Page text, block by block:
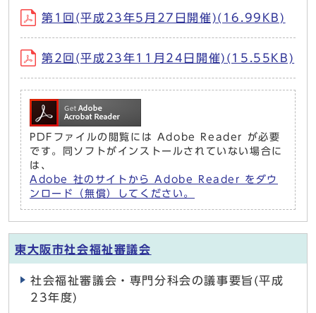
第1回(平成23年5月27日開催)(16.99KB)
第2回(平成23年11月24日開催)(15.55KB)
PDFファイルの閲覧には Adobe Reader が必要
です。同ソフトがインストールされていない場合に
は、
Adobe 社のサイトから Adobe Reader をダウ
ンロード（無償）してください。
東大阪市社会福祉審議会
社会福祉審議会・専門分科会の議事要旨(平成
23年度)